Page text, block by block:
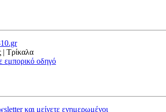
Τρίκαλα
εμπορικό οδηγό
και μείνετε ενημερωμένοι